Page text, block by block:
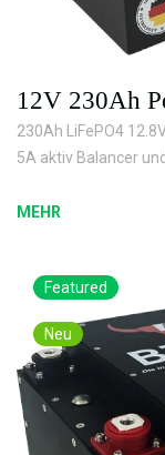
12V 230Ah
230Ah LiFePO4
5A aktiv Balancer
MEHR
Featured
Neu